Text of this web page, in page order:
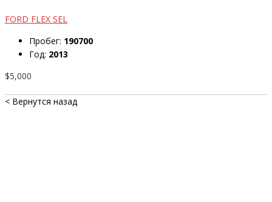
FORD FLEX SEL
Пробег: 190700
Год: 2013
$5,000
< Вернутся назад